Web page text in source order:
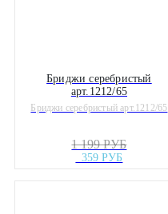
Бриджи серебристый
арт.1212/65
Бриджи серебристый арт.1212/65
1 199 РУБ
359 РУБ